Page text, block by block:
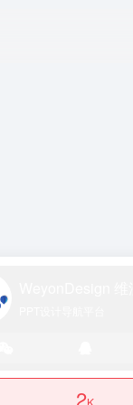
2K